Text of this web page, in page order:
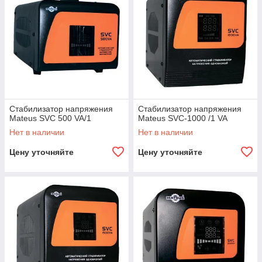
Стабилизатор напряжения
Mateus SVC 500 VA/1
Нет в наличии
Цену уточняйте
Стабилизатор напряжения
Mateus SVC-1000 /1 VA
Нет в наличии
Цену уточняйте